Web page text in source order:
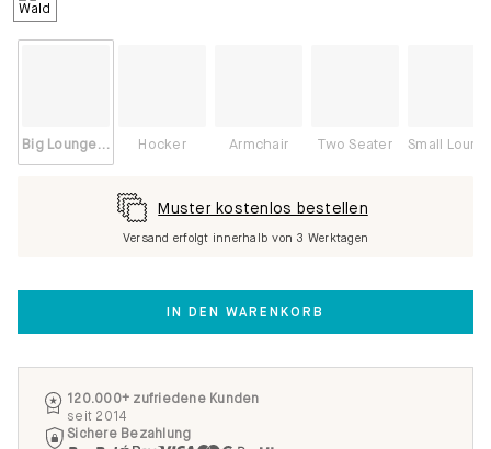
IN DEN WARENKORB
Big Lounge Left Hocker Armchair Two Seater
Muster kostenlos bestellen
Versand erfolgt innerhalb von 3 Werktagen
120.000+ zufriedene Kunden
seit 2014
Sichere Bezahlung